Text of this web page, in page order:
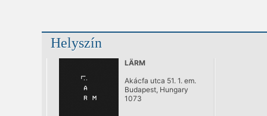
Helyszín
LÄRM
Akácfa utca 51. 1. em.
Budapest, Hungary
1073